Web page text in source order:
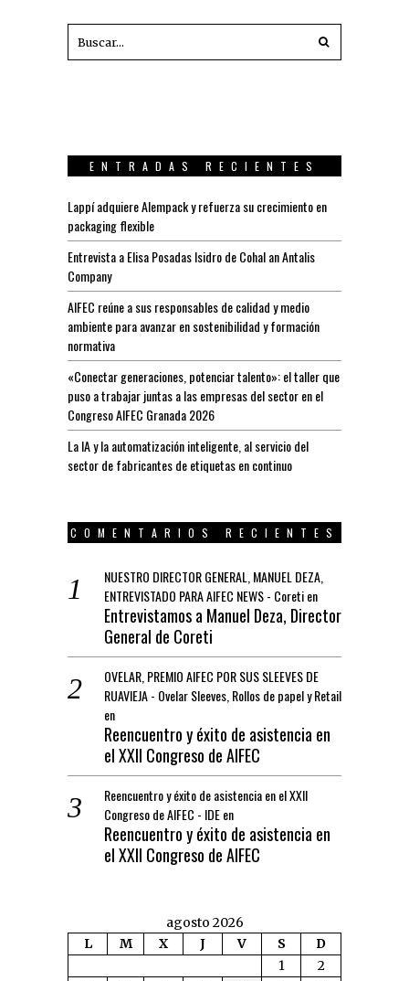
ENTRADAS RECIENTES
Lappí adquiere Alempack y refuerza su crecimiento en
packaging flexible
Entrevista a Elisa Posadas Isidro de Cohal an Antalis
Company
AIFEC reúne a sus responsables de calidad y medio
ambiente para avanzar en sostenibilidad y formación
normativa
«Conectar generaciones, potenciar talento»: el taller que
puso a trabajar juntas a las empresas del sector en el
Congreso AIFEC Granada 2026
La IA y la automatización inteligente, al servicio del
sector de fabricantes de etiquetas en continuo
COMENTARIOS RECIENTES
NUESTRO DIRECTOR GENERAL, MANUEL DEZA,
ENTREVISTADO PARA AIFEC NEWS - Coretien
Entrevistamos a Manuel Deza, Director
General de Coreti
OVELAR, PREMIO AIFEC POR SUS SLEEVES DE
RUAVIEJA - Ovelar Sleeves, Rollos de papel y Retail
en
Reencuentro y éxito de asistencia en
el XXII Congreso de AIFEC
Reencuentro y éxito de asistencia en el XXII
Congreso de AIFEC - IDEen
Reencuentro y éxito de asistencia en
el XXII Congreso de AIFEC
agosto 2026
L
M X J V S
D
1
2